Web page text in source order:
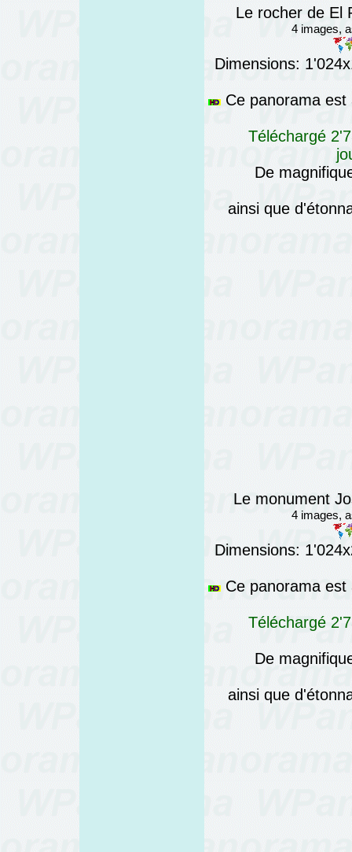
Le rocher de El
4 images,
Dimensions:
Ce panorama est
Téléchargé
De
ainsi que
Le monument
4 images,
Dimensions:
Ce panorama est
Téléchargé
De
ainsi que